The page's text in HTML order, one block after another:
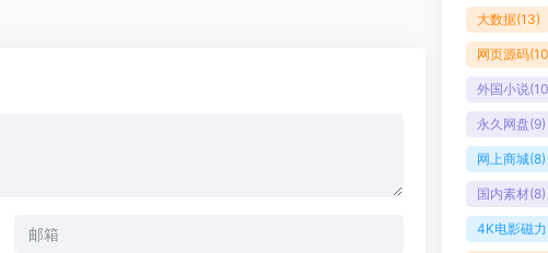
大数据(13)
网页源码
外国小说
永久网盘(9)
网上商城(8)
国内素材(8)
4K电影磁力